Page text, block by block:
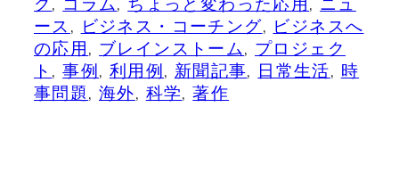
ース, ビジネス・コーチング, ビジネスへ
の応用, ブレインストーム, プロジェク
ト , 事例, 利用例, 新聞記事, 日常生活, 時
事問題, 海外, 科学, 著作